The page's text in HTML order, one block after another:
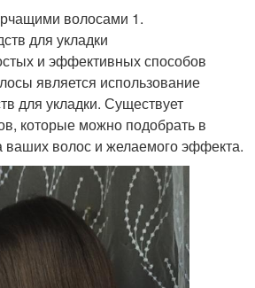
волосами 1.
для укладки
и эффективных способов
является использование
для укладки. Существует
которые можно подобрать в
ваших волос и желаемого эффекта.